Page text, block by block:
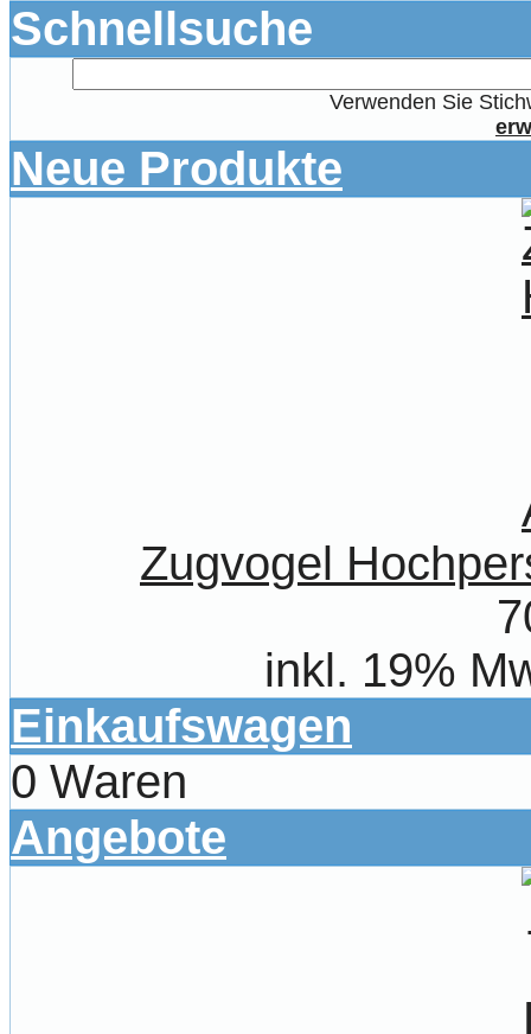
Schnellsuche
Verwenden Sie
Neue Produkte
Zugvogel
inkl. 19%
Einkaufswagen
0 Waren
Angebote